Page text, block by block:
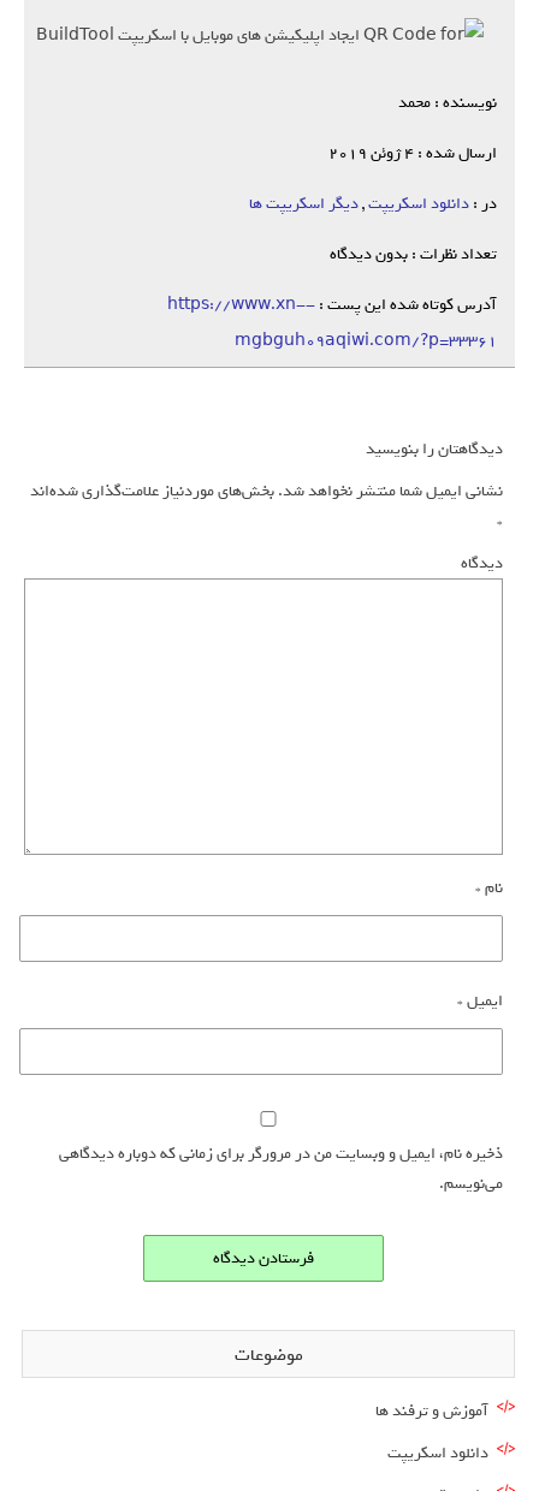
نویسنده : محمد
ارسال شده : 4 ژوئن 2019
در :دانلود اسکریپت,دیگر اسکریپت ها
تعداد نظرات : بدون دیدگاه
آدرس کوتاه شده این پست :https://www.xn--
mgbguh09aqiwi.com/?p=33361
دیدگاهتان را بنویسید
نشانی ایمیل شما منتشر نخواهد شد.بخش‌های موردنیاز علامت‌گذاری شده‌اند
*
دیدگاه
نام*
ایمیل*
ذخیره نام، ایمیل و وبسایت من در مرورگر برای زمانی که دوباره دیدگاهی
می‌نویسم.
موضوعات
آموزش و ترفند ها
دانلود اسکریپت